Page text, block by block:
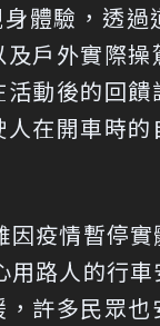
體驗，透過
戶外實際操
動後的回饋
在開車時的
疫情暫停實
用路人的行車
許多民眾也